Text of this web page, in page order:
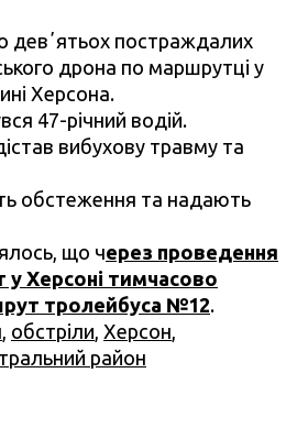
девʼятьох постраждалих
дрона по маршрутці у
Херсона.
47-річний водій.
вибухову травму та
обстеження та надають
що через проведення
у Херсоні тимчасово
тролейбуса №12.
обстріли Херсон
район